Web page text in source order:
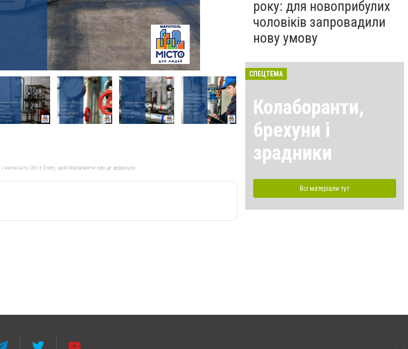
натисніть Ctrl + Enter, щоб повідомити про це редакцію
року: для новоприбулих
чоловіків запровадили
нову умову
СПЕЦТЕМА
Колаборанти,
брехуни і
зрадники
Всі матеріали тут